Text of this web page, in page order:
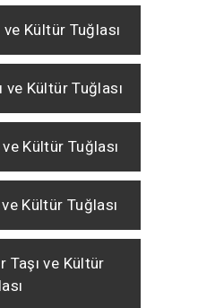
Kültür Tuğlası
Kültür Tuğlası
Kültür Tuğlası
Kültür Tuğlası
Taşı ve Kültür